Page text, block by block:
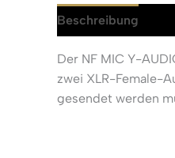
Beschreibung
Der NF MIC Y-
zwei XLR-Female-
gesendet werden